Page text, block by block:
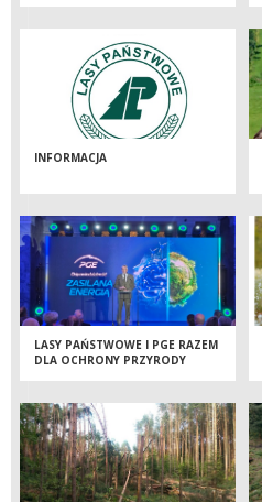
INFORMACJA
LASY PAŃSTWOWE I PGE RAZEM
DLA OCHRONY PRZYRODY